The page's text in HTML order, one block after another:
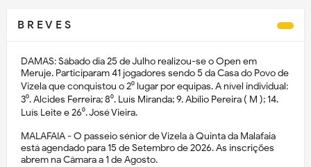
B R E V E S
DAMAS: Sábado dia 25 de Julho realizou-se o Open em
Meruje. Participaram 41 jogadores sendo 5 da Casa do Povo de
Vizela que conquistou o 2⁰ lugar por equipas. A nível individual:
3⁰. Alcides Ferreira; 8⁰. Luís Miranda; 9. Abílio Pereira ( M ); 14.
Luís Leite e 26⁰. José Vieira.
MALAFAIA - O passeio sénior de Vizela à Quinta da Malafaia
está agendado para 15 de Setembro de 2026. As inscrições
abrem na Câmara a 1 de Agosto.